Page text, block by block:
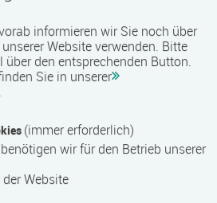
sowie IT-bezogene
Je nach Maßnahme besteht
Zusatzqualifikationen
die den beruflichen Werdegang
erfüllt COMCAVE die
die Förderung von
informieren wir Sie noch über
Website verwenden. Bitte
über den entsprechenden Button.
Sie in unserer
.
(immer erforderlich)
wir für den Betrieb unserer
Website